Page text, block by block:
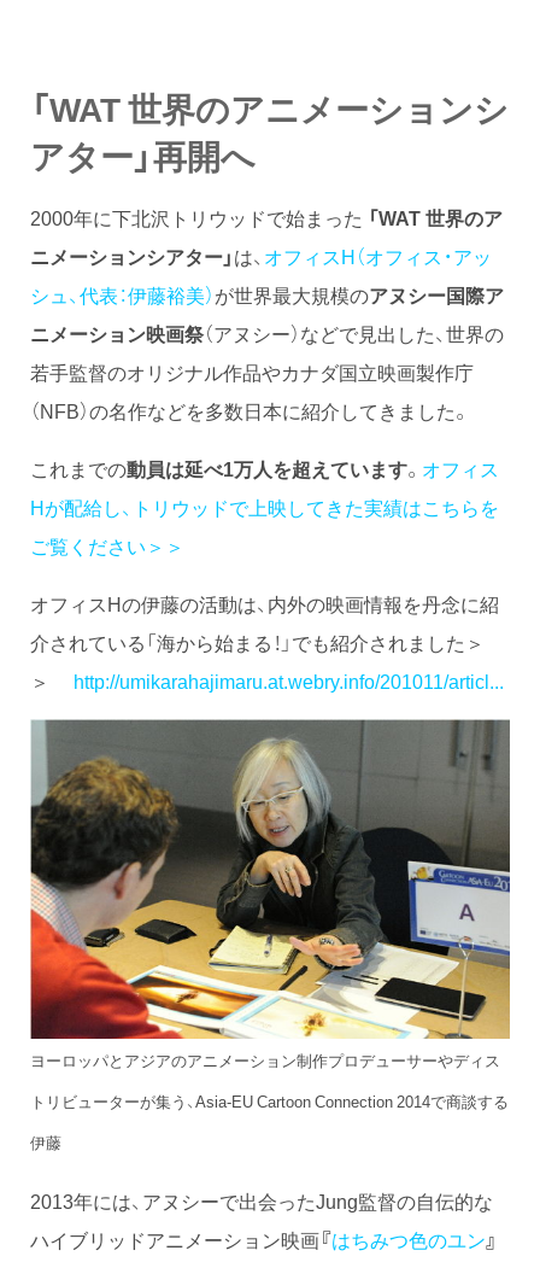
「WAT 世界のアニメーションシ
アター」再開へ
2000年に下北沢トリウッドで始まった 「WAT 世界のア
ニメーションシアター」は、 オフィスH（オフィス・アッ
シュ、代表：伊藤裕美）が世界最大規模のアヌシー国際ア
ニメーション映画祭（アヌシー）などで見出した、世界の
若手監督のオリジナル作品やカナダ国立映画製作庁
（NFB）の名作などを多数日本に紹介してきました。
これまでの動員は延べ1万人を超えています。 オフィス
Hが配給し、トリウッドで上映してきた実績はこちらを
ご覧ください＞＞
オフィスHの伊藤の活動は、内外の映画情報を丹念に紹
介されている「海から始まる！」でも紹介されました＞
＞ http://umikarahajimaru.at.webry.info/201011/articl...
ヨーロッパとアジアのアニメーション制作プロデューサーやディス
トリビューターが集う、Asia-EU Cartoon Connection 2014で商談する
伊藤
2013年には、アヌシーで出会ったJung監督の自伝的な
ハイブリッドアニメーション映画『はちみつ色のユン』